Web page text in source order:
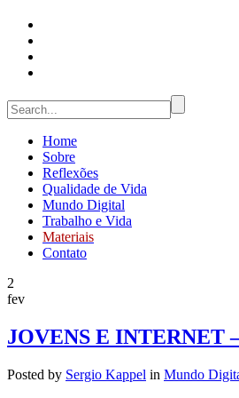
Home
Sobre
Reflexões
Qualidade de Vida
Mundo Digital
Trabalho e Vida
Materiais
Contato
2
fev
JOVENS E INTERNET
Posted by Sergio Kappel in Mundo